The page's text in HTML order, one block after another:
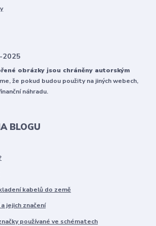
obrázky jsou chráněny autorským
že pokud budou použity na jiných webech,
náhradu.
BLOGU
kabelů do země
jejich značení
používané ve schématech